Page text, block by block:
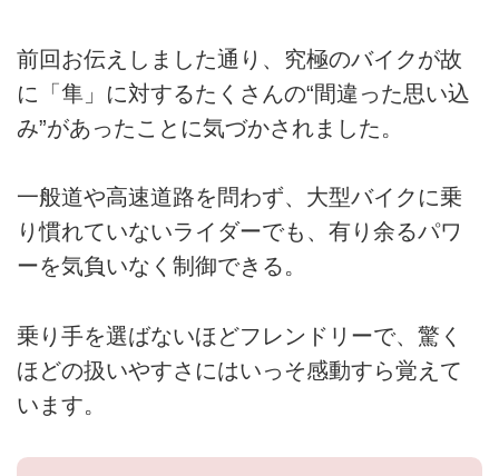
前回お伝えしました通り、究極のバイクが故
に「隼」に対するたくさんの“間違った思い込
み”があったことに気づかされました。
一般道や高速道路を問わず、大型バイクに乗
り慣れていないライダーでも、有り余るパワ
ーを気負いなく制御できる。
乗り手を選ばないほどフレンドリーで、驚く
ほどの扱いやすさにはいっそ感動すら覚えて
います。